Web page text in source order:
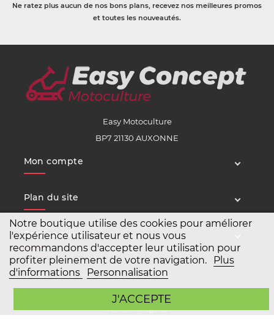
Notre boutique utilise des cookies pour améliorer
l'expérience utilisateur et nous vous
recommandons d'accepter leur utilisation pour
profiter pleinement de votre navigation.
Plus
d'informations
Personnalisation
J'ACCEPTE
Ne ratez plus aucun de nos bons plans, recevez nos meilleures promos
et toutes les nouveautés.
Easy Motoculture
BP7 21130 AUXONNE
Mon compte
Plan du site
Service client
Mentions légales